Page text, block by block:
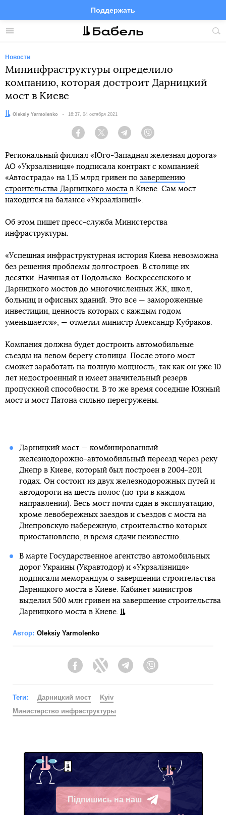
Меню
Поддержать
FacebookTelegramTwitter
Новости
Мининфраструктуры определило
компанию, которая достроит Дарницкий
мост в Киеве
Автор:
Oleksiy Yarmolenko Дата:
16:37, 04 октября 2021
Facebook Twitter Telegram
Региональный филиал «Юго-Западная железная дорога»
АО «Укрзалізниця» подписала контракт с компанией
«Автострада» на 1,15 млрд гривен по завершению
строительства Дарницкого моста в Киеве. Сам мост
находится на балансе «Укрзалізниці».
Об этом пишет пресс-служба Министерства
инфраструктуры.
«Успешная инфраструктурная история Киева невозможна
без решения проблемы долгостроев. В столице их
десятки. Начиная от Подольско-Воскресенского и
Дарницкого мостов до многочисленных ЖК, школ,
больниц и офисных зданий. Это все — замороженные
инвестиции, ценность которых с каждым годом
уменьшается», — отметил министр Александр Кубраков.
Компания должна будет достроить автомобильные
съезды на левом берегу столицы. После этого мост
сможет заработать на полную мощность, так как он уже 10
лет недостроенный и имеет значительный резерв
пропускной способности. В то же время соседние Южный
мост и мост Патона сильно перегружены.
Дарницкий мост — комбинированный
железнодорожно-автомобильный переезд через реку
Днепр в Киеве, который был построен в 2004-2011
годах. Он состоит из двух железнодорожных путей и
автодороги на шесть полос (по три в каждом
направлении). Весь мост почти сдан в эксплуатацию,
кроме левобережных заездов и съездов с моста на
Днепровскую набережную, строительство которых
приостановлено, и время сдачи неизвестно.
В марте Государственное агентство автомобильных
дорог Украины (Укравтодор) и «Укрзалізниця»
подписали меморандум о завершении строительства
Дарницкого моста в Киеве. Кабинет министров
выделил 500 млн гривен на завершение строительства
Дарницкого моста в Киеве.
Автор: Oleksiy Yarmolenko
FacebookTwitter Telegram
Теги: Дарницкий мост
Kyiv
Министерство инфраструктуры
Підпишись на наш
Telegram